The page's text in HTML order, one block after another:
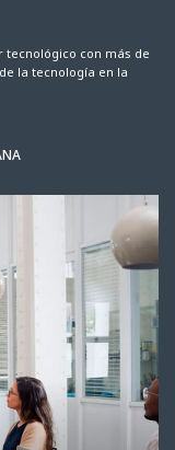
tecnológico con más de
la tecnología en la